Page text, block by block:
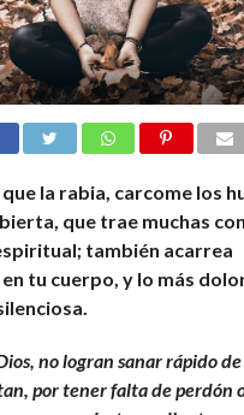
la rabia, carcome los
que trae muchas
también acarrea
tu cuerpo, y lo más
no logran sanar rápido
por tener falta de perdón